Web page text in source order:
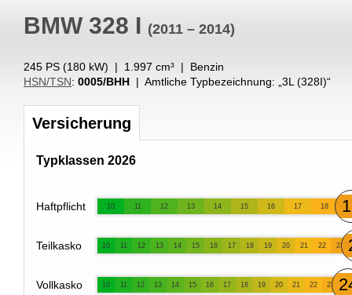
BMW 328 I (2011 – 2014)
245 PS (180 kW) | 1.997 cm³ | Benzin
HSN/TSN: 0005/BHH | Amtliche Typbezeichnung: „ 3L (328I)“
Versicherung
Typklassen 2026
Haftpflicht 10 11 12 13 14 15 16 17 18
Teilkasko 10 11 12 13 14 15 16 17 18 19 20 21 22 23
Vollkasko 10 11 12 13 14 15 16 17 18 19 20 21 22 23